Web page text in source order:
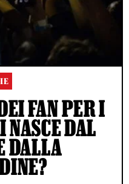
FAN PER I
DAL
DALLA